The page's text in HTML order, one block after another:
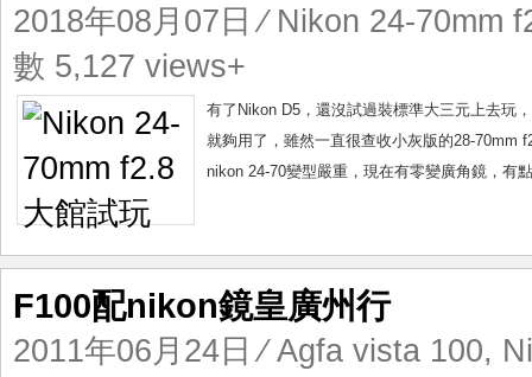
2018年08月07日 ⁄ Nikon 24-70mm
數 5,127 views+
有了Nikon D5，還沒試過裝標準大三元上去玩
就夠用了，雖然一直很查收小灰版的28-70mm
nikon 24-70變型嚴重，現在有零變廣角鏡，有
F100配nikon鏡皇廣州行
2011年06月24日 ⁄Agfa vista 100,